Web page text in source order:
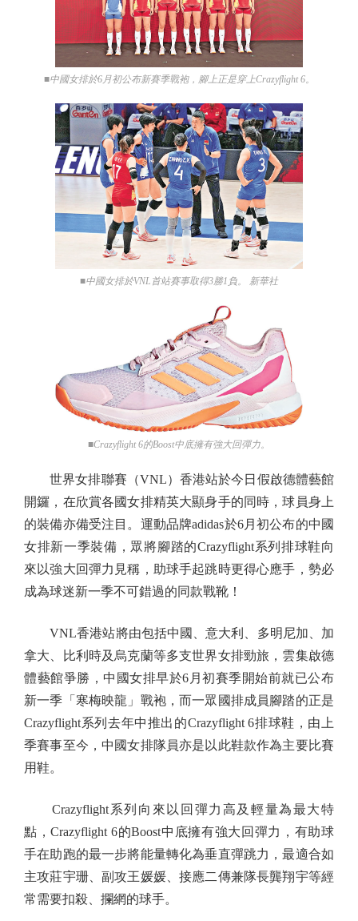
■中國女排於6月初公布新賽季戰袍，腳上正是穿上Crazyflight 6。
■中國女排於VNL首站賽事取得3勝1負。 新華社
■Crazyflight 6的Boost中底擁有強大回彈力。
世界女排聯賽（VNL）香港站於今日假啟德體藝館
開鑼，在欣賞各國女排精英大顯身手的同時，球員身上
的裝備亦備受注目。運動品牌adidas於6月初公布的中國
女排新一季裝備，眾將腳踏的Crazyflight系列排球鞋向
來以強大回彈力見稱，助球手起跳時更得心應手，勢必
成為球迷新一季不可錯過的同款戰靴！
VNL香港站將由包括中國、意大利、多明尼加、加
拿大、比利時及烏克蘭等多支世界女排勁旅，雲集啟德
體藝館爭勝，中國女排早於6月初賽季開始前就已公布
新一季「寒梅映龍」戰袍，而一眾國排成員腳踏的正是
Crazyflight系列去年中推出的Crazyflight 6排球鞋，由上
季賽事至今，中國女排隊員亦是以此鞋款作為主要比賽
用鞋。
Crazyflight系列向來以回彈力高及輕量為最大特
點，Crazyflight 6的Boost中底擁有強大回彈力，有助球
手在助跑的最一步將能量轉化為垂直彈跳力，最適合如
主攻莊宇珊、副攻王媛媛、接應二傳兼隊長龔翔宇等經
常需要扣殺、攔網的球手。